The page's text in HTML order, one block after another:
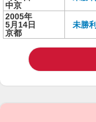
中京
2005年
5月14日
京都
未勝利